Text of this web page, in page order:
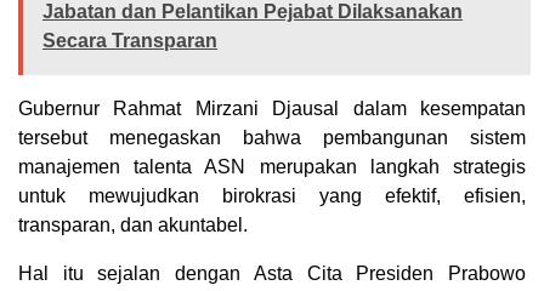
Jabatan dan Pelantikan Pejabat Dilaksanakan
Secara Transparan
Gubernur Rahmat Mirzani Djausal dalam kesempatan
tersebut menegaskan bahwa pembangunan sistem
manajemen talenta ASN merupakan langkah strategis
untuk mewujudkan birokrasi yang efektif, efisien,
transparan, dan akuntabel.
Hal itu sejalan dengan Asta Cita Presiden Prabowo